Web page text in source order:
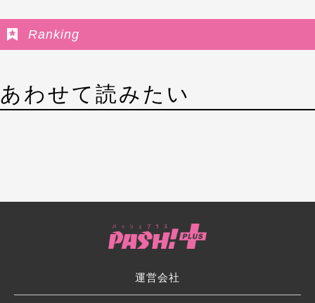
Ranking
あわせて読みたい
運営会社